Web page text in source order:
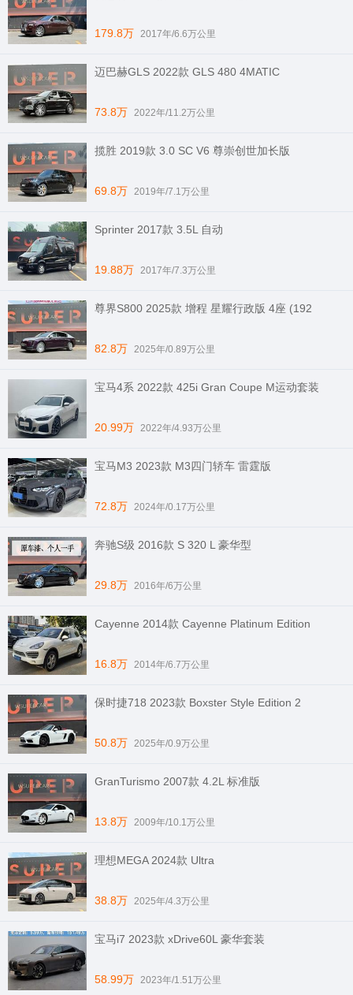
179.8万 2017年/6.6万公里
迈巴赫GLS 2022款 GLS 480 4MATIC
73.8万 2022年/11.2万公里
揽胜 2019款 3.0 SC V6 尊崇创世加长版
69.8万 2019年/7.1万公里
Sprinter 2017款 3.5L 自动
19.88万 2017年/7.3万公里
尊界S800 2025款 增程 星耀行政版 4座 (192
82.8万 2025年/0.89万公里
宝马4系 2022款 425i Gran Coupe M运动套装
20.99万 2022年/4.93万公里
宝马M3 2023款 M3四门轿车 雷霆版
72.8万 2024年/0.17万公里
奔驰S级 2016款 S 320 L 豪华型
29.8万 2016年/6万公里
Cayenne 2014款 Cayenne Platinum Edition
16.8万 2014年/6.7万公里
保时捷718 2023款 Boxster Style Edition 2
50.8万 2025年/0.9万公里
GranTurismo 2007款 4.2L 标准版
13.8万 2009年/10.1万公里
理想MEGA 2024款 Ultra
38.8万 2025年/4.3万公里
宝马i7 2023款 xDrive60L 豪华套装
58.99万 2023年/1.51万公里